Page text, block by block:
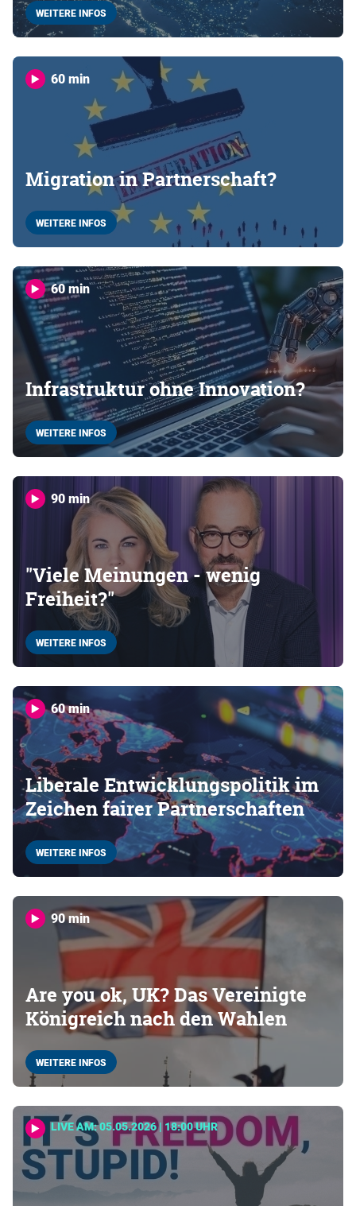
WEITERE INFOS
60 min
Migration in Partnerschaft?
WEITERE INFOS
60 min
Infrastruktur ohne Innovation?
WEITERE INFOS
90 min
"Viele Meinungen - wenig
Freiheit?"
WEITERE INFOS
60 min
Liberale Entwicklungspolitik im
Zeichen fairer Partnerschaften
WEITERE INFOS
90 min
Are you ok, UK? Das Vereinigte
Königreich nach den Wahlen
WEITERE INFOS
LIVE AM: 05.05.2026 | 18:00 UHR